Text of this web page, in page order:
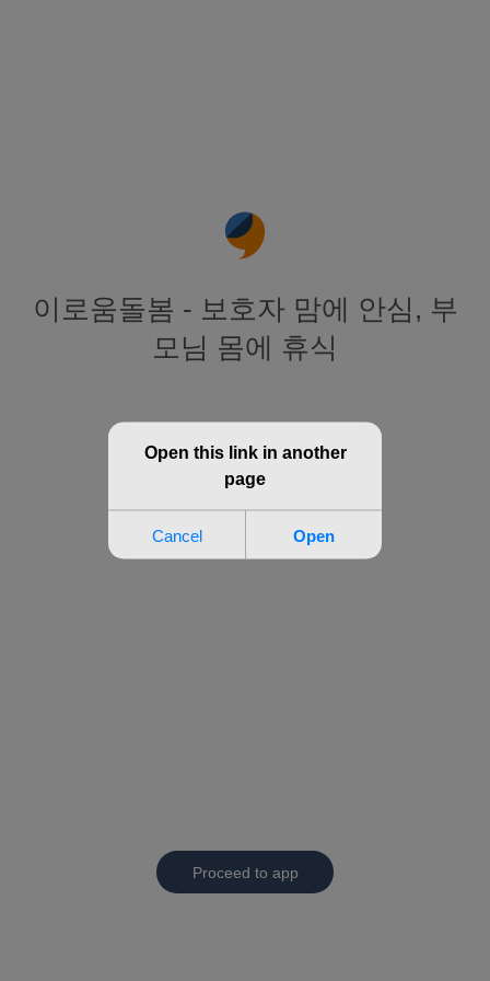
이로움돌봄 - 보호자 맘에 안심, 부
모님 몸에 휴식
Proceed to app